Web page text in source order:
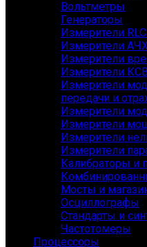
Вольтметры
Генераторы
Измерители
Измерители
Измерители
Измерители
Измерители
передачи и
Измерители
Измерители
Измерители
Измерители
Калибраторы и
Мосты и
Осциллографы
Стандарты и
Частотомеры
Процессоры